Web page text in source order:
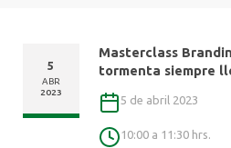
CENTRO DE ESCRITURA
ALUMNI
Masterclass
tormenta siempre
5 de abril 2023
10:00 a 11:30 hrs.
5
ABR
2023